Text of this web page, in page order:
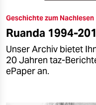
Geschichte zum Nachlesen
Ruanda 1994-
Unser Archiv bietet
20 Jahren taz-
ePaper an.